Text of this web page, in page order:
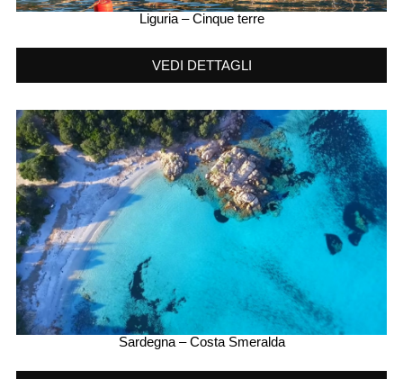
Liguria – Cinque terre
VEDI DETTAGLI
Sardegna – Costa Smeralda